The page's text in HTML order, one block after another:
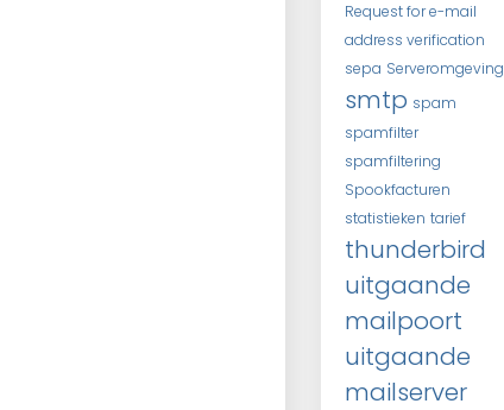
Request for e-mail
address verification
sepa Serveromgeving
smtp spam
spamfilter
spamfiltering
Spookfacturen
statistieken tarief
thunderbird
uitgaande
mailpoort
uitgaande
mailserver